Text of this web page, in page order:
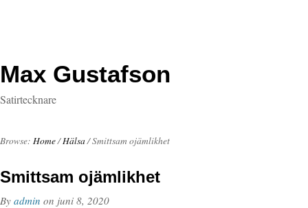
Max Gustafson
Satirtecknare
Browse: Home/Hälsa/Smittsam ojämlikhet
Smittsam ojämlikhet
By admin on juni 8, 2020